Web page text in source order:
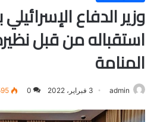
وزير الدفاع
استقباله من قبل
المنامة
admin 3 فبراير، 2022 0